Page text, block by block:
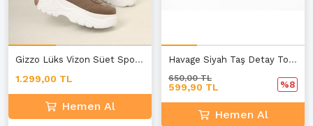
Gizzo Lüks Vizon Süet Spor Bot E-1
1.299,00 TL
Hemen Al
Havage Siyah Taş Detay Topuklu Ayakkabı
599,90 TL
650,00 TL
%8
Hemen Al